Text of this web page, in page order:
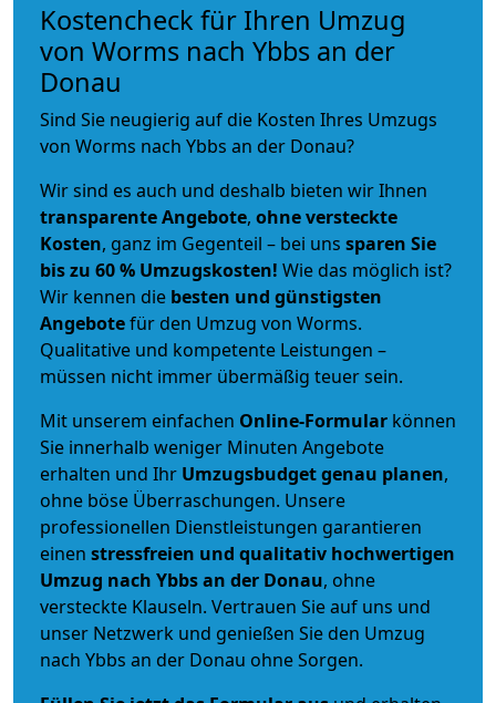
Kostencheck für Ihren Umzug
von Worms nach Ybbs an der
Donau
Sind Sie neugierig auf die Kosten Ihres Umzugs
von Worms nach Ybbs an der Donau?
Wir sind es auch und deshalb bieten wir Ihnen
transparente Angebote, ohne versteckte
Kosten, ganz im Gegenteil – bei uns sparen Sie
bis zu 60 % Umzugskosten! Wie das möglich ist?
Wir kennen die besten und günstigsten
Angebotefür den Umzug von Worms.
Qualitative und kompetente Leistungen –
müssen nicht immer übermäßig teuer sein.
Mit unserem einfachen Online-Formular können
Sie innerhalb weniger Minuten Angebote
erhalten und Ihr Umzugsbudgetgenau planen,
ohne böse Überraschungen. Unsere
professionellen Dienstleistungen garantieren
einen stressfreien und qualitativ hochwertigen
Umzug nach Ybbs an der Donau, ohne
versteckte Klauseln. Vertrauen Sie auf uns und
unser Netzwerk und genießen Sie den Umzug
nach Ybbs an der Donau ohne Sorgen.